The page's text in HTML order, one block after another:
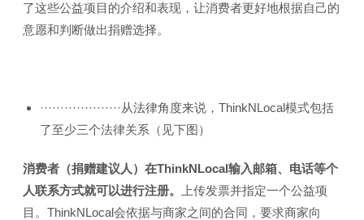
了这些公益项目的介绍和表现，让消费者更好地根据自己的
意愿和判断做出捐赠选择。
····················从法律角度来说，ThinkNLocal模式包括
了至少三个法律关系（见下图）
消费者（捐赠建议人）在ThinkNLocal输入邮箱、电话等个
人联系方式就可以进行注册。
上传发票并指定一个公益项
目。ThinkNLocal会依据与商家之间的合同，要求商家向